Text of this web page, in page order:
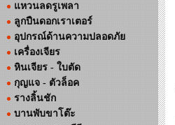
แหวนลดรูเพลา
ลูกปืนดอกเราเตอร์
อุปกรณ์ด้านความปลอดภัย
เครื่องเจียร
หินเจียร - ใบตัด
กุญแจ - ตัวล็อค
รางลิ้นชัก
บานพับขาโต๊ะ